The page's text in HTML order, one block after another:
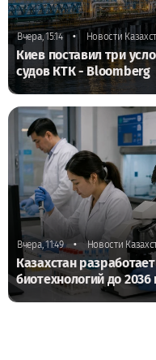
Вчера, 15:14 • Новости
Киев поставил три
судов КТК - Bloomberg
Вчера, 11:49 • Новости
Казахстан
биотехнологий до 2036